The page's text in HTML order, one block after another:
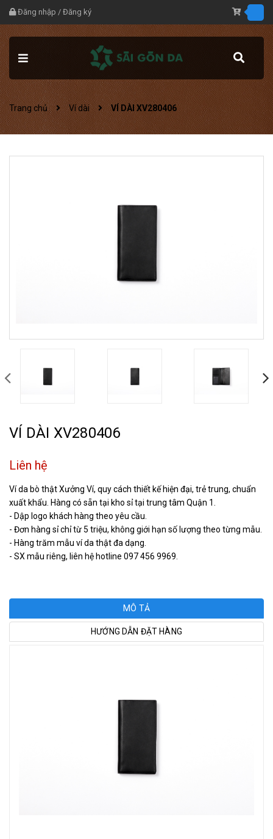
Đăng nhập / Đăng ký
Trang chủ Ví dài VÍ DÀI XV280406
VÍ DÀI XV280406
Liên hệ
Ví da bò thật Xưởng Ví, quy cách thiết kế hiện đại, trẻ trung, chuẩn
xuất khẩu. Hàng có sẵn tại kho sỉ tại trung tâm Quận 1.
- Dập logo khách hàng theo yêu cầu.
- Đơn hàng sỉ chỉ từ 5 triệu, không giới hạn số lượng theo từng mẫu.
- Hàng trăm mẫu ví da thật đa dạng.
- SX mẫu riêng, liên hệ hotline 097 456 9969.
MÔ TẢ
HƯỚNG DẪN ĐẶT HÀNG